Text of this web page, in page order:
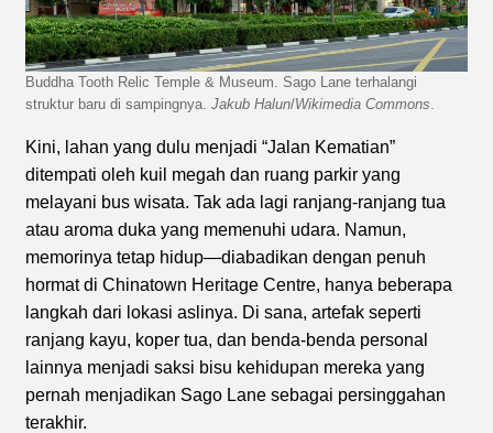
Buddha Tooth Relic Temple & Museum. Sago Lane terhalangi
struktur baru di sampingnya. Jakub Halun/Wikimedia Commons
Kini, lahan yang dulu menjadi “Jalan Kematian”
ditempati oleh kuil megah dan ruang parkir yang
melayani bus wisata. Tak ada lagi ranjang-ranjang tua
atau aroma duka yang memenuhi udara. Namun,
memorinya tetap hidup—diabadikan dengan penuh
hormat di Chinatown Heritage Centre, hanya beberapa
langkah dari lokasi aslinya. Di sana, artefak seperti
ranjang kayu, koper tua, dan benda-benda personal
lainnya menjadi saksi bisu kehidupan mereka yang
pernah menjadikan Sago Lane sebagai persinggahan
terakhir.